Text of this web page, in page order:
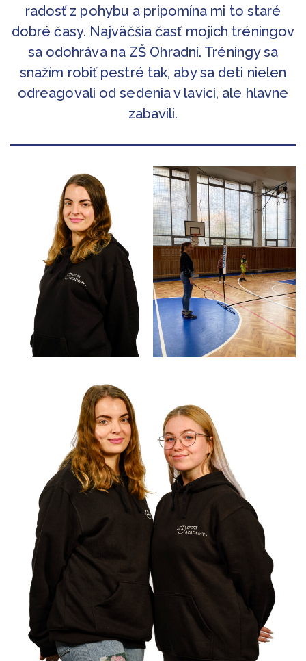
radosť z pohybu a pripomína mi to staré
dobré časy. Najväčšia časť mojich tréningov
sa odohráva na ZŠ Ohradní. Tréningy sa
snažím robiť pestré tak, aby sa deti nielen
odreagovali od sedenia v lavici, ale hlavne
zabavili.